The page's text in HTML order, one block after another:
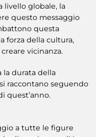
livello globale, la
questo messaggio
questa
forza della cultura,
vicinanza.
la durata della
raccontano seguendo
quest’anno.
a tutte le figure